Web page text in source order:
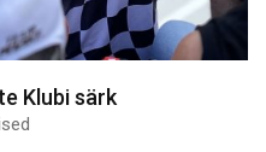
Klubi särk